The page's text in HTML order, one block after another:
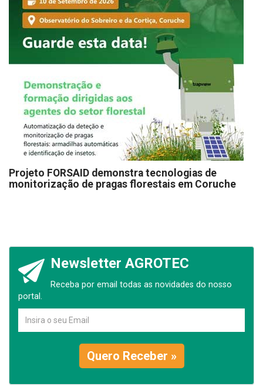
Projeto FORSAID demonstra tecnologias de
monitorização de pragas florestais em Coruche
Newsletter AGROTEC
Receba por email todas as novidades do nosso
portal.
Quero Receber »